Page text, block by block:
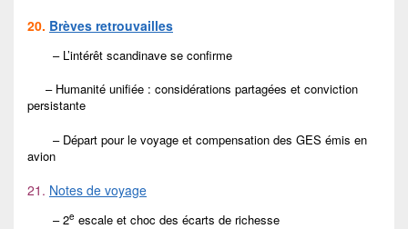
20. Brèves retrouvailles
– L’intérêt scandinave se confirme
– Humanité unifiée : considérations partagées et conviction
persistante
– Départ pour le voyage et compensation des GES émis en
avion
21. Notes de voyage
– 2e escale et choc des écarts de richesse